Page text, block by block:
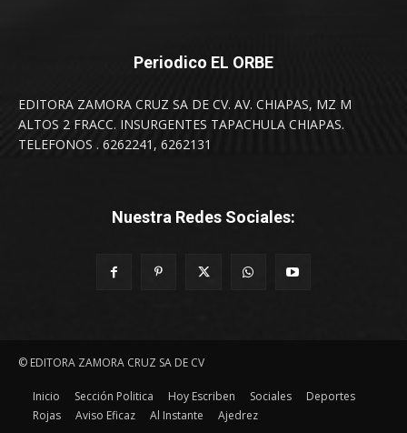
Periodico EL ORBE
EDITORA ZAMORA CRUZ SA DE CV. AV. CHIAPAS, MZ M
ALTOS 2 FRACC. INSURGENTES TAPACHULA CHIAPAS.
TELEFONOS . 6262241, 6262131
Nuestra Redes Sociales:
© EDITORA ZAMORA CRUZ SA DE CV
Inicio Sección Politica Hoy Escriben Sociales
Deportes
Rojas
Aviso Eficaz Al Instante Ajedrez